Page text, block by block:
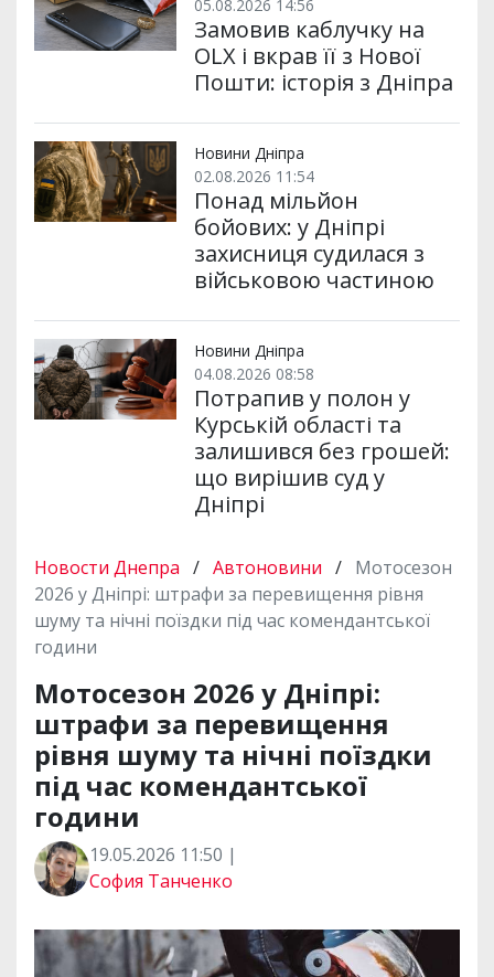
05.08.2026 14:56
Замовив каблучку на
OLX і вкрав її з Нової
Пошти: історія з Дніпра
Новини Дніпра
02.08.2026 11:54
Понад мільйон
бойових: у Дніпрі
захисниця судилася з
військовою частиною
Новини Дніпра
04.08.2026 08:58
Потрапив у полон у
Курській області та
залишився без грошей:
що вирішив суд у
Дніпрі
Новости Днепра / Автоновини / Мотосезон
2026 у Дніпрі: штрафи за перевищення рівня
шуму та нічні поїздки під час комендантської
години
Мотосезон 2026 у Дніпрі:
штрафи за перевищення
рівня шуму та нічні поїздки
під час комендантської
години
19.05.2026 11:50 |
София Танченко